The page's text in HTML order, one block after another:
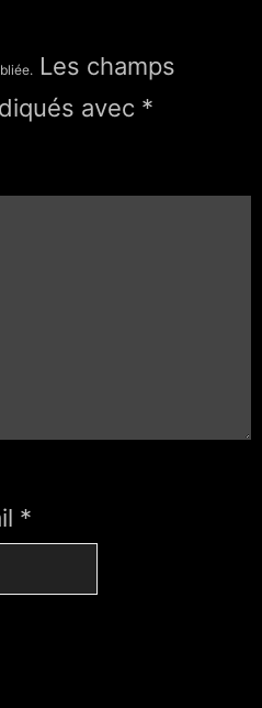
Les champs
avec *
*